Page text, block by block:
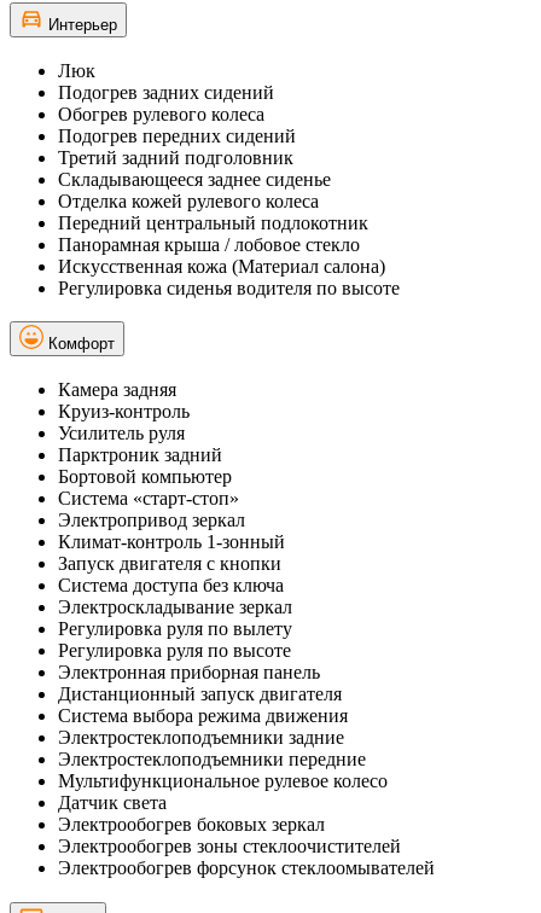
Интерьер
Люк
Подогрев задних сидений
Обогрев рулевого колеса
Подогрев передних сидений
Третий задний подголовник
Складывающееся заднее сиденье
Отделка кожей рулевого колеса
Передний центральный подлокотник
Панорамная крыша / лобовое стекло
Искусственная кожа (Материал салона)
Регулировка сиденья водителя по высоте
Комфорт
Камера задняя
Круиз-контроль
Усилитель руля
Парктроник задний
Бортовой компьютер
Система «старт-стоп»
Электропривод зеркал
Климат-контроль 1-зонный
Запуск двигателя с кнопки
Система доступа без ключа
Электроскладывание зеркал
Регулировка руля по вылету
Регулировка руля по высоте
Электронная приборная панель
Дистанционный запуск двигателя
Система выбора режима движения
Электростеклоподъемники задние
Электростеклоподъемники передние
Мультифункциональное рулевое колесо
Датчик света
Электрообогрев боковых зеркал
Электрообогрев зоны стеклоочистителей
Электрообогрев форсунок стеклоомывателей